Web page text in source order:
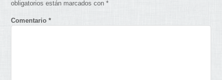
obligatorios están marcados con*
Comentario*